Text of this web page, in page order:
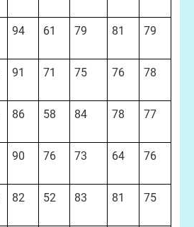
94 61 79 81 79
91 71 75 76 78
86 58 84 78 77
90 76 73 64 76
82 52 83 81 75